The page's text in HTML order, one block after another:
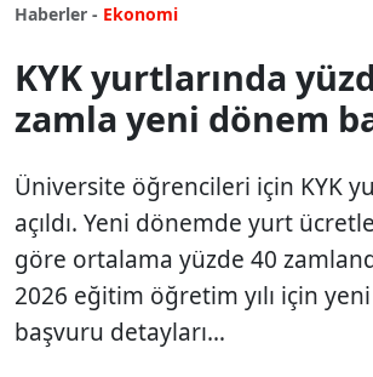
Haberler - Ekonomi
KYK yurtlarında
zamla yeni dönem
Üniversite öğrencileri için KYK
açıldı. Yeni dönemde yurt
göre ortalama yüzde 40
2026 eğitim öğretim yılı için
başvuru detayları…